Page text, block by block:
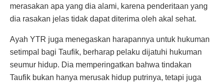
merasakan apa yang dia alami, karena penderitaan yang
dia rasakan jelas tidak dapat diterima oleh akal sehat.
Ayah YTR juga menegaskan harapannya untuk hukuman
setimpal bagi Taufik, berharap pelaku dijatuhi hukuman
seumur hidup. Dia memperingatkan bahwa tindakan
Taufik bukan hanya merusak hidup putrinya, tetapi juga